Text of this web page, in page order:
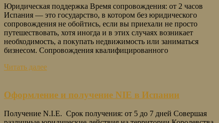
Юридическая поддержка Время сопровождения: от 2 часов
Испания — это государство, в котором без юридического
сопровождения не обойтись, если вы приехали не просто
путешествовать, хотя иногда и в этих случаях возникает
необходимость, а покупать недвижимость или заниматься
бизнесом. Сопровождения квалифицированного
Читать далее
Оформление и получение NIE в Испании
Получение N.I.E. Срок получения: от 5 до 7 дней Совершая